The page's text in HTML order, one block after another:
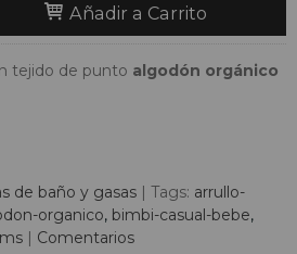
Añadir a Carrito
tejido de punto algodón orgánico
de baño y gasas | Tags: arrullo-
organico bimbi-casual-bebe
| Comentarios